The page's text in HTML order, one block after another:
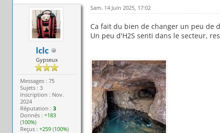
lclc
Gypseux
Messages : 75
Sujets : 3
Inscription : Nov.
2024
Réputation :3
Donnés :+183
(100%)
Reçus :+259 (100%)
Sam. 14 Juin 2025, 17:02
Ca fait du bien de changer un peu de
Un peu d'H2S senti dans le secteur,